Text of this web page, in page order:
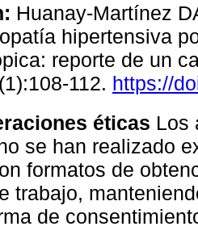
Huanay-Martínez
hipertensiva
reporte de un
112. https://
éticas Los
se han realizado
formatos de
trabajo,
de